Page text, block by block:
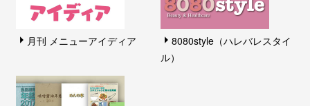
月刊 メニューアイディア
8080style（ハレバレスタイ
ル）